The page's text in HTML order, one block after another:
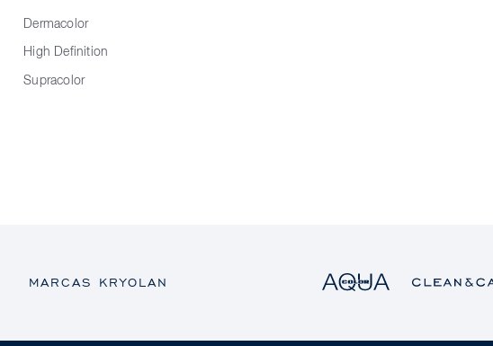
Dermacolor
High Definition
Supracolor
MARCAS KRYOLAN